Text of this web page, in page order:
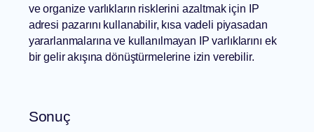
ve organize varlıkların risklerini azaltmak için IP
adresi pazarını kullanabilir, kısa vadeli piyasadan
yararlanmalarına ve kullanılmayan IP varlıklarını ek
bir gelir akışına dönüştürmelerine izin verebilir.
Sonuç